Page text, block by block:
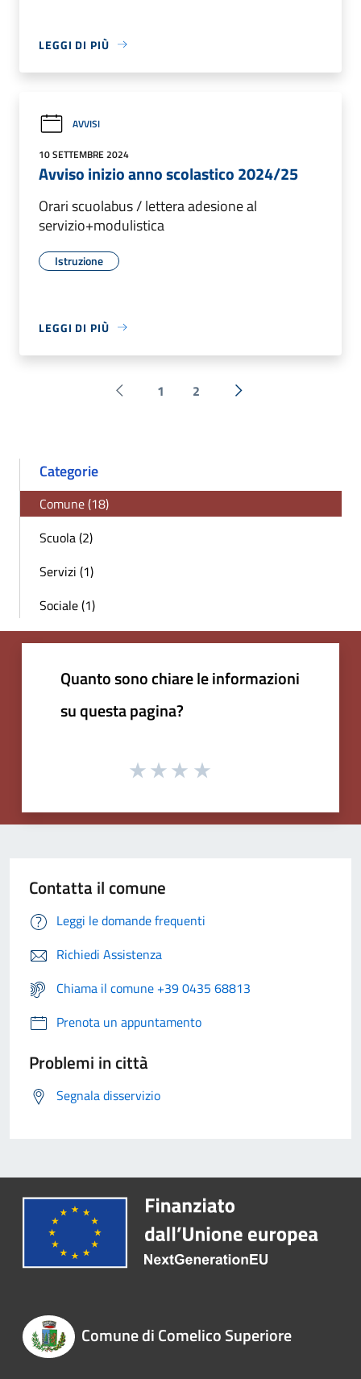
LEGGI DI PIÙ
AVVISI
10 SETTEMBRE 2024
Avviso inizio anno scolastico 2024/25
Orari scuolabus / lettera adesione al
servizio+modulistica
Istruzione
LEGGI DI PIÙ
Pagina precedente
1 2 Successiva »
Categorie
Comune (18)
Scuola (2)
Servizi (1)
Sociale (1)
Quanto sono chiare le informazioni
su questa pagina?
Contatta il comune
Leggi le domande frequenti
Richiedi Assistenza
Chiama il comune +39 0435 68813
Prenota un appuntamento
Problemi in città
Segnala disservizio
Comune di Comelico Superiore